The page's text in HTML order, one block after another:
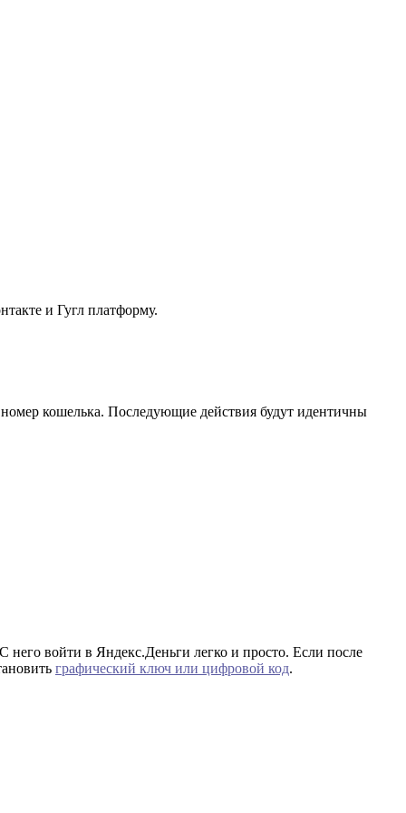
и Гугл платформу.
кошелька. Последующие действия будут идентичны
войти в Яндекс.Деньги легко и просто. Если после
графический ключ или цифровой код.